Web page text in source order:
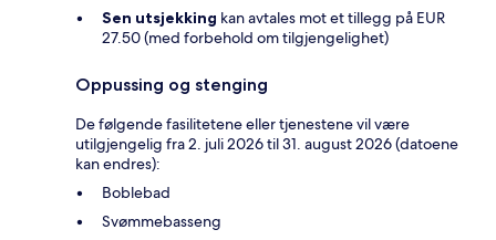
Sen utsjekking kan avtales mot et tillegg på EUR
27.50 (med forbehold om tilgjengelighet)
Oppussing og stenging
De følgende fasilitetene eller tjenestene vil være
utilgjengelig fra 2. juli 2026 til 31. august 2026 (datoene
kan endres):
Boblebad
Svømmebasseng